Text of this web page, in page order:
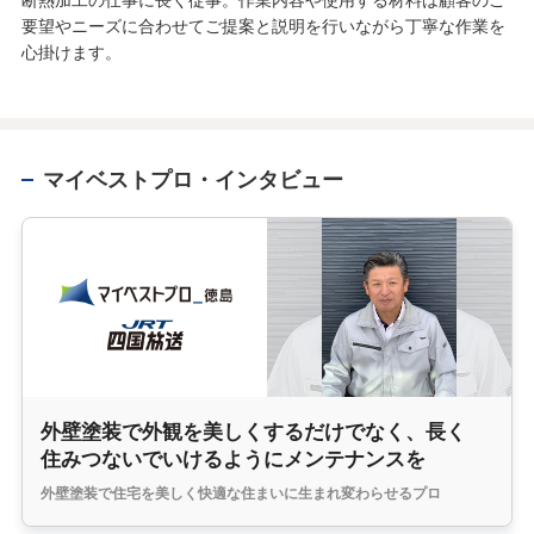
要望やニーズに合わせてご提案と説明を行いながら丁寧な作業を
心掛けます。
マイベストプロ・インタビュー
外壁塗装で外観を美しくするだけでなく、長く
住みつないでいけるようにメンテナンスを
外壁塗装で住宅を美しく快適な住まいに生まれ変わらせるプロ